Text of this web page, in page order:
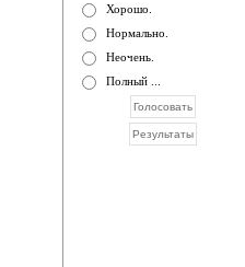
Хорошо.
Нормально.
Неочень.
Полный ...